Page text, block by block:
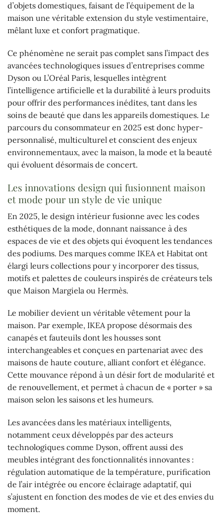
d’objets domestiques, faisant de l’équipement de la
maison une véritable extension du style vestimentaire,
mêlant luxe et confort pragmatique.
Ce phénomène ne serait pas complet sans l’impact des
avancées technologiques issues d’entreprises comme
Dyson ou L’Oréal Paris, lesquelles intègrent
l’intelligence artificielle et la durabilité à leurs produits
pour offrir des performances inédites, tant dans les
soins de beauté que dans les appareils domestiques. Le
parcours du consommateur en 2025 est donc hyper-
personnalisé, multiculturel et conscient des enjeux
environnementaux, avec la maison, la mode et la beauté
qui évoluent désormais de concert.
Les innovations design qui fusionnent maison
et mode pour un style de vie unique
En 2025, le design intérieur fusionne avec les codes
esthétiques de la mode, donnant naissance à des
espaces de vie et des objets qui évoquent les tendances
des podiums. Des marques comme IKEA et Habitat ont
élargi leurs collections pour y incorporer des tissus,
motifs et palettes de couleurs inspirés de créateurs tels
que Maison Margiela ou Hermès.
Le mobilier devient un véritable vêtement pour la
maison. Par exemple, IKEA propose désormais des
canapés et fauteuils dont les housses sont
interchangeables et conçues en partenariat avec des
maisons de haute couture, alliant confort et élégance.
Cette mouvance répond à un désir fort de modularité et
de renouvellement, et permet à chacun de « porter » sa
maison selon les saisons et les humeurs.
Les avancées dans les matériaux intelligents,
notamment ceux développés par des acteurs
technologiques comme Dyson, offrent aussi des
meubles intégrant des fonctionnalités innovantes :
régulation automatique de la température, purification
de l’air intégrée ou encore éclairage adaptatif, qui
s’ajustent en fonction des modes de vie et des envies du
moment.